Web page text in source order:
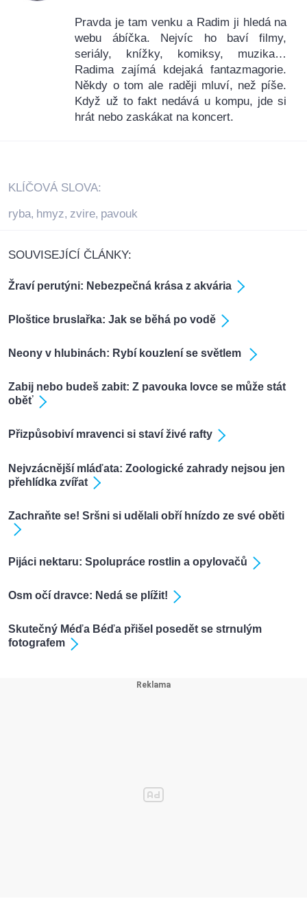
Pravda je tam venku a Radim ji hledá na
webu ábíčka. Nejvíc ho baví filmy,
seriály, knížky, komiksy, muzika…
Radima zajímá kdejaká fantazmagorie.
Někdy o tom ale raději mluví, než píše.
Když už to fakt nedává u kompu, jde si
hrát nebo zaskákat na koncert.
KLÍČOVÁ SLOVA:
ryba, hmyz, zvire, pavouk
SOUVISEJÍCÍ ČLÁNKY:
Žraví perutýni: Nebezpečná krása z akvária
Ploštice bruslařka: Jak se běhá po vodě
Neony v hlubinách: Rybí kouzlení se světlem
Zabij nebo budeš zabit: Z pavouka lovce se může stát
oběť
Přizpůsobiví mravenci si staví živé rafty
Nejvzácnější mláďata: Zoologické zahrady nejsou jen
přehlídka zvířat
Zachraňte se! Sršni si udělali obří hnízdo ze své oběti
Pijáci nektaru: Spolupráce rostlin a opylovačů
Osm očí dravce: Nedá se plížit!
Skutečný Méďa Béďa přišel posedět se strnulým
fotografem